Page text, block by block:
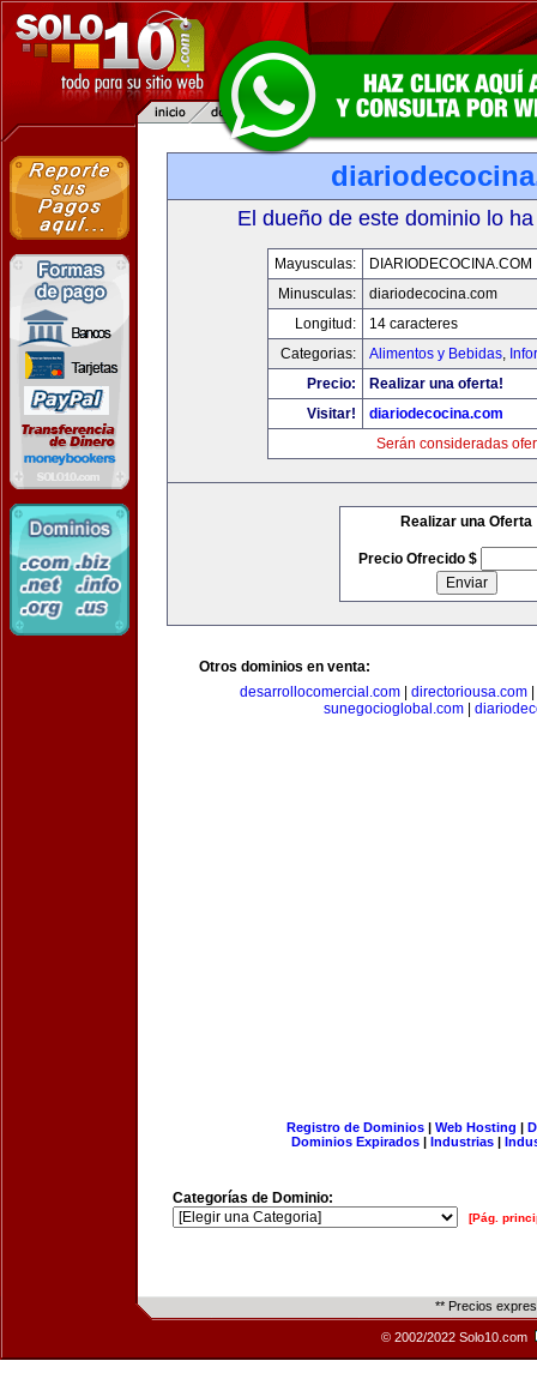
El dueño de este dominio lo
Mayusculas:
DIARIODECOCINA.COM
Minusculas:
diariodecocina.com
Longitud:
14 caracteres
Categorias:
Alimentos y Bebidas,
Precio:
Realizar una oferta!
Visitar!
diariodecocina.com
Serán consideradas
Realizar una Oferta
Precio Ofrecido $
Otros dominios en venta:
desarrollocomercial.com
directoriousa.com
sunegocioglobal.com|
Registro de Dominios| Web Hosting |
Dominios Expirados | Industrias |
Categorías de Dominio:
[Pág.
** Precios
© 2002/2022 Solo10.com